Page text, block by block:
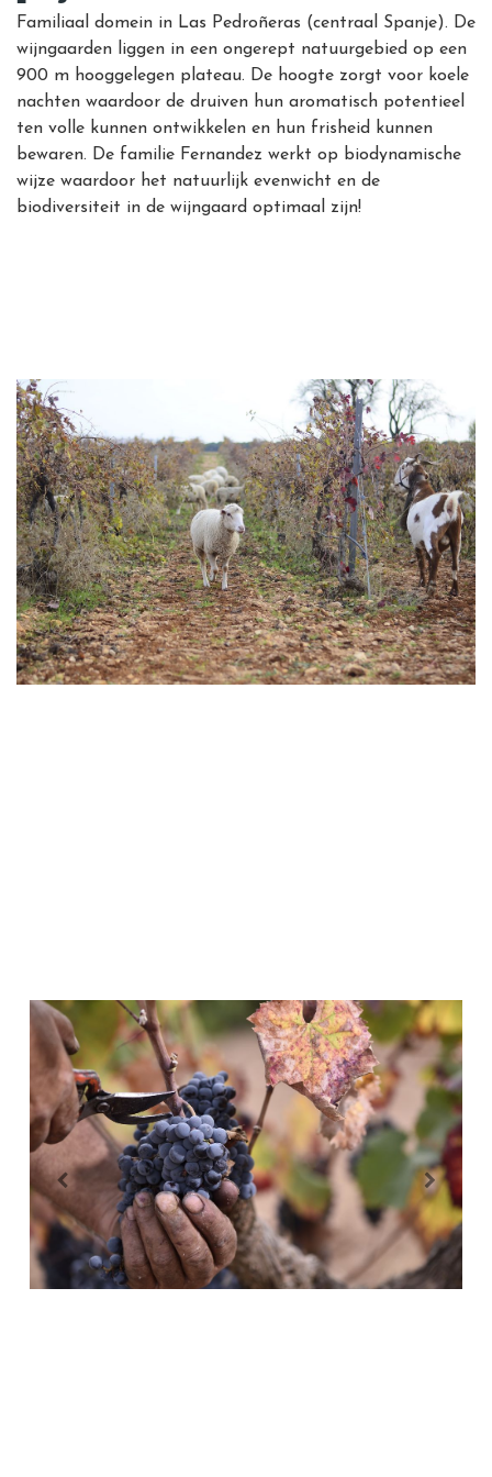
Familiaal domein in Las Pedroñeras (centraal Spanje). De
wijngaarden liggen in een ongerept natuurgebied op een
900 m hooggelegen plateau. De hoogte zorgt voor koele
nachten waardoor de druiven hun aromatisch potentieel
ten volle kunnen ontwikkelen en hun frisheid kunnen
bewaren. De familie Fernandez werkt op biodynamische
wijze waardoor het natuurlijk evenwicht en de
biodiversiteit in de wijngaard optimaal zijn!